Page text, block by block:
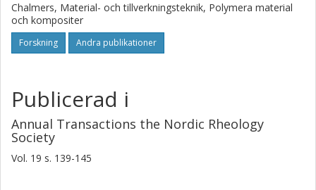
Chalmers, Material- och tillverkningsteknik, Polymera material
och kompositer
Forskning Andra publikationer
Publicerad i
Annual Transactions the Nordic Rheology
Society
Vol. 19 s. 139-145